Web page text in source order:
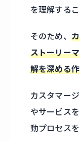
を理解するこ
そのため、
ストーリー
解を深める
カスタマー
やサービス
動プロセス